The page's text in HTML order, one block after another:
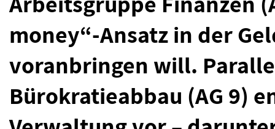
money“-Ansatz in der
voranbringen will.
Bürokratieabbau (AG 9)